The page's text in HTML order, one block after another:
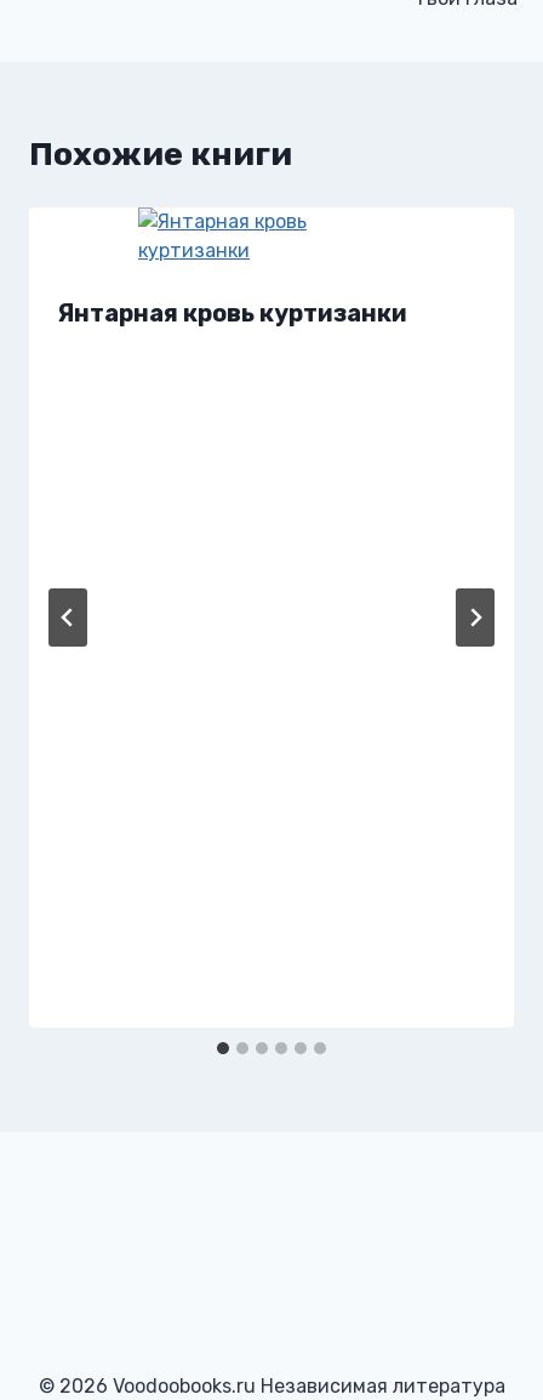
Похожие книги
Янтарная кровь куртизанки
© 2026 Voodoobooks.ru Независимая литература